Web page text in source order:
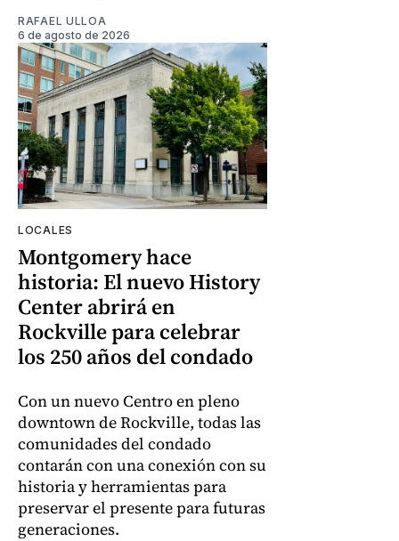
RAFAEL ULLOA
6 de agosto de 2026
LOCALES
Montgomery hace
historia: El nuevo History
Center abrirá en
Rockville para celebrar
los 250 años del condado
Con un nuevo Centro en pleno
downtown de Rockville, todas las
comunidades del condado
contarán con una conexión con su
historia y herramientas para
preservar el presente para futuras
generaciones.